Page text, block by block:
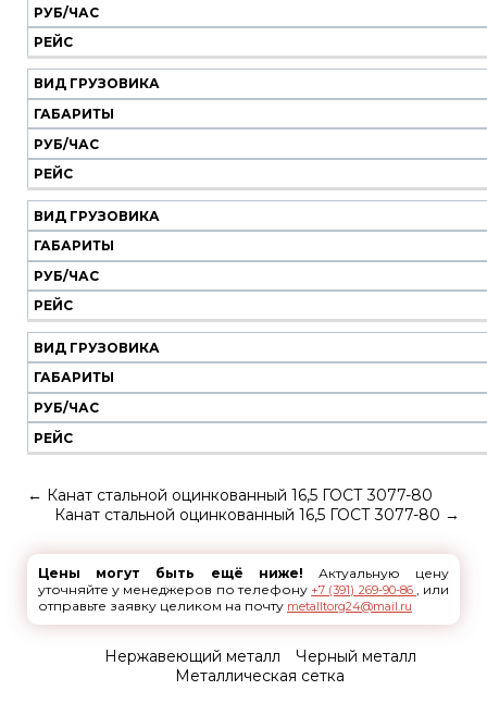
РУБ/ЧАС
РЕЙС
ВИД ГРУЗОВИКА
ГАБАРИТЫ
РУБ/ЧАС
РЕЙС
ВИД ГРУЗОВИКА
ГАБАРИТЫ
РУБ/ЧАС
РЕЙС
ВИД ГРУЗОВИКА
ГАБАРИТЫ
РУБ/ЧАС
РЕЙС
← Канат стальной оцинкованный 16,5 ГОСТ 3077-80
Канат стальной оцинкованный 16,5 ГОСТ 3077-80 →
Цены могут быть ещё ниже! Актуальную цену
уточняйте у менеджеров по телефону +7 (391) 269-90-86 , или
отправьте заявку целиком на почту metalltorg24@mail.ru
Нержавеющий металл
Черный металл
Металлическая сетка